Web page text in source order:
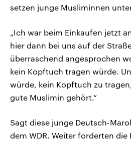
setzen junge Musliminnen
„Ich war beim Einkaufen jetzt
hier dann bei uns auf der
überraschend angesprochen
kein Kopftuch tragen würde.
würde, kein Kopftuch zu
gute Muslimin gehört.“
Sagt diese junge Deutsch-
dem WDR. Weiter forderten